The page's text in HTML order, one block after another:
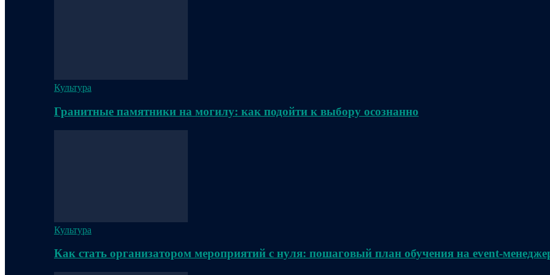
Культура
Гранитные памятники на могилу: как подойти к выбору осознанно
Культура
Как стать организатором мероприятий с нуля: пошаговый план обучения на event-